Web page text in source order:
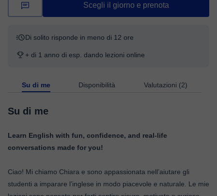
Scegli il giorno e prenota
Di solito risponde in meno di 12 ore
+ di 1 anno di esp. dando lezioni online
Su di me Disponibilità Valutazioni (2)
Su di me
Learn English with fun, confidence, and real-life
conversations made for you!
Ciao! Mi chiamo Chiara e sono appassionata nell’aiutare gli
studenti a imparare l’inglese in modo piacevole e naturale. Le mie